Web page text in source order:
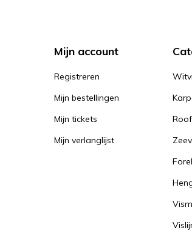
Mijn account
Registreren
Mijn bestellingen
Mijn tickets
Mijn verlanglijst
Forel